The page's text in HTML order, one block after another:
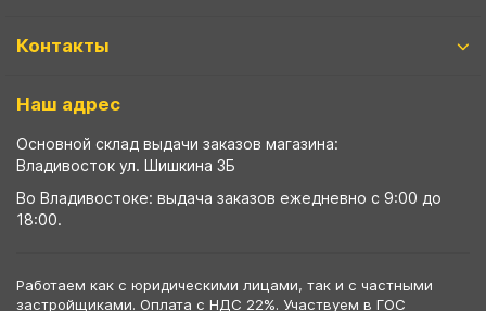
Контакты
Наш адрес
Основной склад выдачи заказов магазина:
Владивосток ул. Шишкина 3Б
Во Владивостоке: выдача заказов ежедневно с 9:00 до
18:00.
Работаем как с юридическими лицами, так и с частными
застройщиками. Оплата с НДС 22%. Участвуем в ГОС